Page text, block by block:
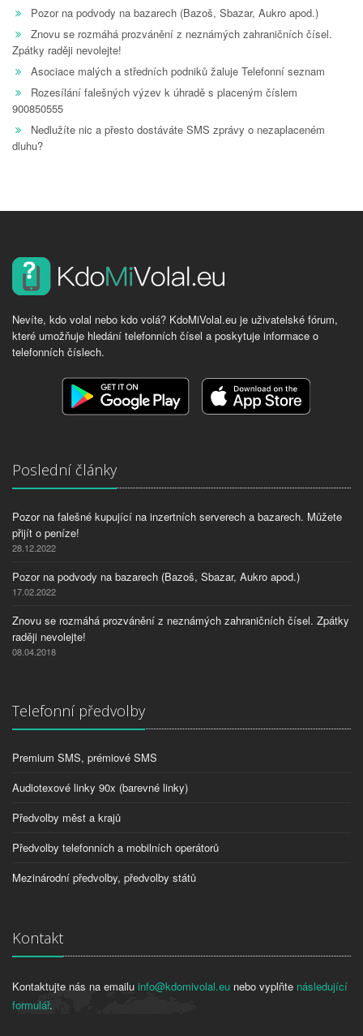
Pozor na podvody na bazarech (Bazoš, Sbazar, Aukro apod.)
Znovu se rozmáhá prozvánění z neznámých zahraničních čísel.
Zpátky raději nevolejte!
Asociace malých a středních podniků žaluje Telefonní seznam
Rozesílání falešných výzev k úhradě s placeným číslem
900850555
Nedlužíte nic a přesto dostáváte SMS zprávy o nezaplaceném
dluhu?
Nevíte, kdo volal nebo kdo volá? KdoMiVolal.eu je uživatelské fórum,
které umožňuje hledání telefonních čísel a poskytuje informace o
telefonních číslech.
Poslední články
Pozor na falešné kupující na inzertních serverech a bazarech. Můžete
přijít o peníze!
28.12.2022
Pozor na podvody na bazarech (Bazoš, Sbazar, Aukro apod.)
17.02.2022
Znovu se rozmáhá prozvánění z neznámých zahraničních čísel. Zpátky
raději nevolejte!
08.04.2018
Telefonní předvolby
Premium SMS, prémiové SMS
Audiotexové linky 90x (barevné linky)
Předvolby měst a krajů
Předvolby telefonních a mobilních operátorů
Mezinárodní předvolby, předvolby států
Kontakt
Kontaktujte nás na emailu info@kdomivolal.eu nebo vyplňte následující
formulář.